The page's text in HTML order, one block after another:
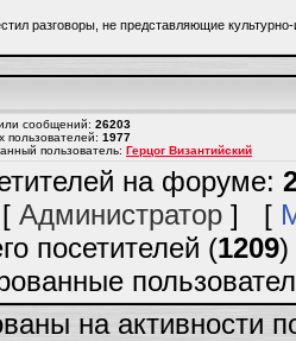
разговоры, не представляющие культурно-
сообщений: 26203
пользователей: 1977
пользователь: Герцог Византийский
на форуме:
Администратор ] [
посетителей (1209)
на активности